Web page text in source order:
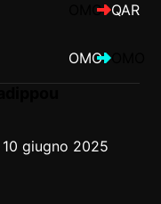
OMO QAR
OMO
10 giugno 2025